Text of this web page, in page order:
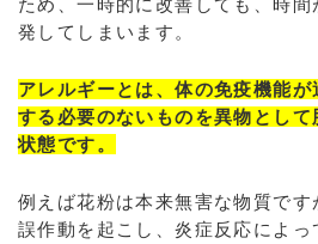
発してしまいます。
アレルギーとは、体の免疫機能
する必要のないものを異物として
状態です。
例えば花粉は本来無害な物質です
誤作動を起こし、炎症反応によっ